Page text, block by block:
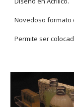
Novedoso formato
Permite ser